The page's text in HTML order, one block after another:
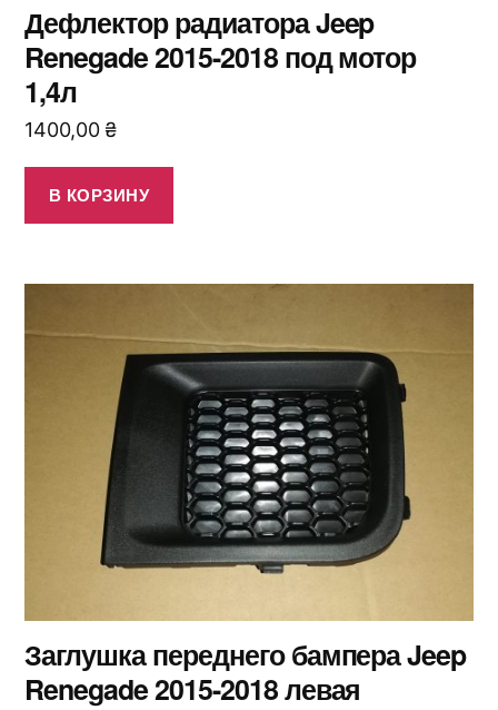
Дефлектор радиатора Jeep
Renegade 2015-2018 под мотор
1,4л
1400,00 ₴
В КОРЗИНУ
Заглушка переднего бампера Jeep
Renegade 2015-2018 левая